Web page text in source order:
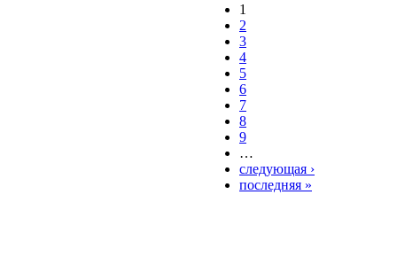
1
2
3
4
5
6
7
8
9
…
следующая ›
последняя »